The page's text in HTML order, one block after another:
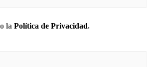
la Política de Privacidad.